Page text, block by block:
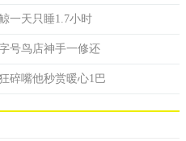
一天只睡1.7小时
号鸟店神手一修还
碎嘴他秒赏暖心1巴